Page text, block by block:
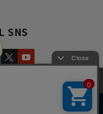
SNS
ツ改善のためにCookieを使用
の使用に同意したものとみな